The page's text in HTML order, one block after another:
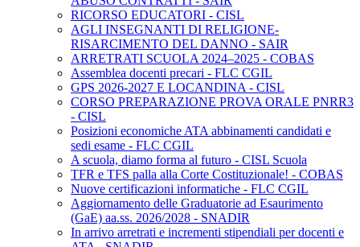
RICORSO EDUCATORI - CISL
AGLI INSEGNANTI DI RELIGIONE-
RISARCIMENTO DEL DANNO - SAIR
ARRETRATI SCUOLA 2024–2025 - COBAS
Assemblea docenti precari - FLC CGIL
GPS 2026-2027 E LOCANDINA - CISL
CORSO PREPARAZIONE PROVA ORALE PNRR3
- CISL
Posizioni economiche ATA abbinamenti candidati e
sedi esame - FLC CGIL
A scuola, diamo forma al futuro - CISL Scuola
TFR e TFS palla alla Corte Costituzionale! - COBAS
Nuove certificazioni informatiche - FLC CGIL
Aggiornamento delle Graduatorie ad Esaurimento
(GaE) aa.ss. 2026/2028 - SNADIR
In arrivo arretrati e incrementi stipendiali per docenti e